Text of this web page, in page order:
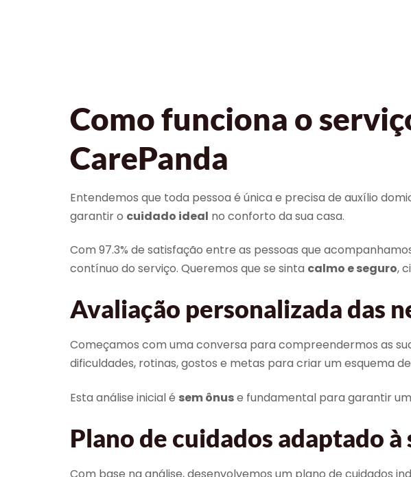
Como funciona o
CarePanda
Entendemos que toda pessoa é única e precisa de auxílio
garantir o cuidado ideal no conforto da sua casa.
Com 97.3% de satisfação entre as pessoas que
contínuo do serviço. Queremos que se sinta calmo e seguro,
Avaliação personalizada das
Começamos com uma conversa para compreendermos as
dificuldades, rotinas, gostos e metas para criar um esquema
Esta análise inicial é sem ônuse fundamental para garantir
Plano de cuidados adaptado à